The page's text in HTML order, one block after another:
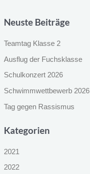
Neuste Beiträge
Teamtag Klasse 2
Ausflug der Fuchsklasse
Schulkonzert 2026
Schwimmwettbewerb 2026
Tag gegen Rassismus
Kategorien
2021
2022